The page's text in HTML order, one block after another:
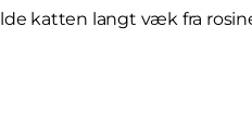
katten langt væk fra